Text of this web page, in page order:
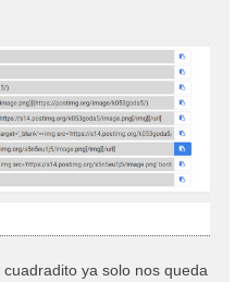
ya solo nos queda